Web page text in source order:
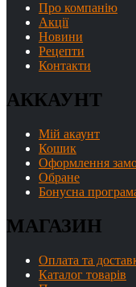
Про компанію
Акції
Новини
Рецепти
Контакти
АККАУНТ
Мій акаунт
Кошик
Оформлення
Обране
Бонусна
МАГАЗИН
Оплата та
Каталог товарів